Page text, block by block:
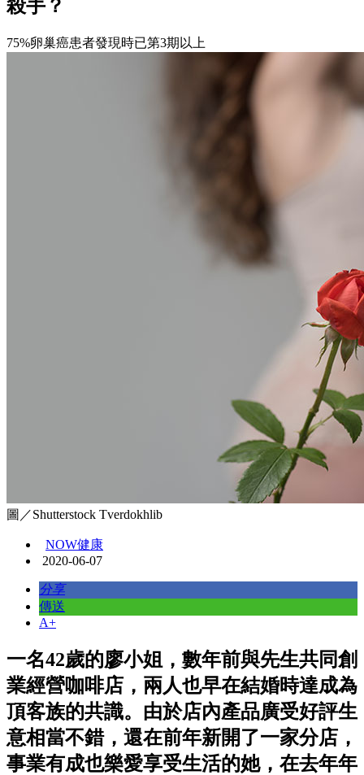
殺手？
75%卵巢癌患者發現時已第3期以上
圖／Shutterstock Tverdokhlib
NOW健康
2020-06-07
分享
傳送
A+
一名42歲的廖小姐，數年前與先生共同創
業經營咖啡店，兩人也早在結婚時達成為
頂客族的共識。由於店內產品廣受好評生
意相當不錯，還在前年新開了一家分店，
事業有成也樂愛享受生活的她，在去年年